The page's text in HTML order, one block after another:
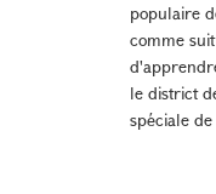
populaire
comme
le district
spéciale